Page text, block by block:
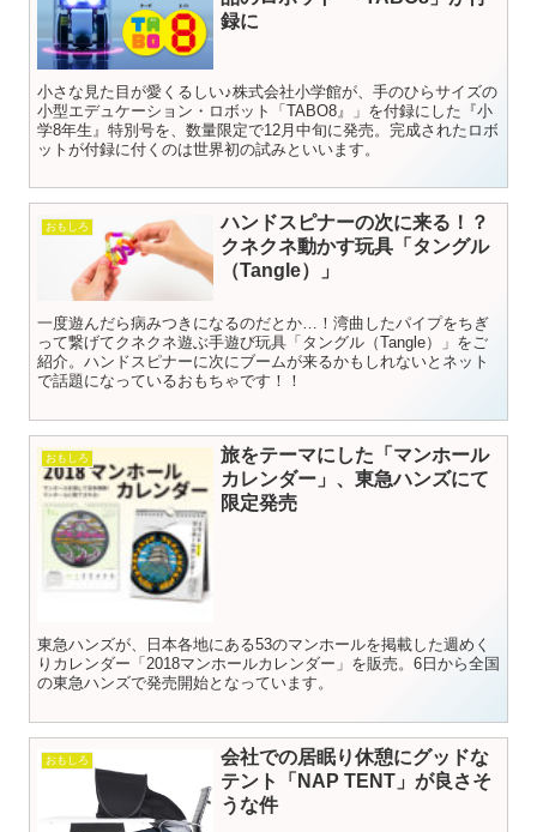
録に
小さな見た目が愛くるしい♪株式会社小学館が、手のひらサイズの
小型エデュケーション・ロボット「TABO8』」を付録にした『小
学8年生』特別号を、数量限定で12月中旬に発売。完成されたロボ
ットが付録に付くのは世界初の試みといいます。
おもしろ
ハンドスピナーの次に来る！？
クネクネ動かす玩具「タングル
（Tangle）」
一度遊んだら病みつきになるのだとか…！湾曲したパイプをちぎ
って繋げてクネクネ遊ぶ手遊び玩具「タングル（Tangle）」をご
紹介。ハンドスピナーに次にブームが来るかもしれないとネット
で話題になっているおもちゃです！！
おもしろ
旅をテーマにした「マンホール
カレンダー」、東急ハンズにて
限定発売
東急ハンズが、日本各地にある53のマンホールを掲載した週めく
りカレンダー「2018マンホールカレンダー」を販売。6日から全国
の東急ハンズで発売開始となっています。
おもしろ
会社での居眠り休憩にグッドな
テント「NAP TENT」が良さそ
うな件